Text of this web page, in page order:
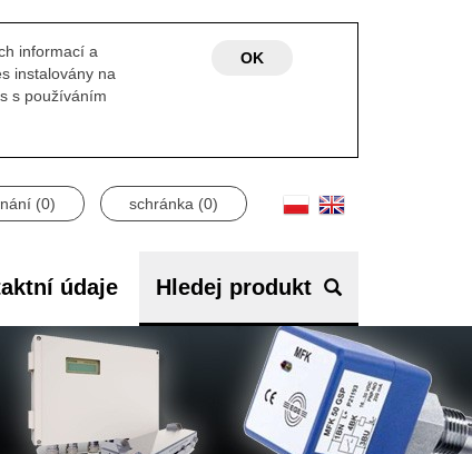
informací a
instalovány na
s používáním
OK
(0) schránka (0)
údaje Hledej produkt